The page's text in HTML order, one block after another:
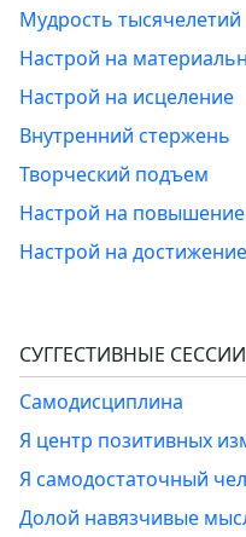
Мудрость тысячелетий
Настрой на
Настрой на исцеление
Внутренний стержень
Творческий подъем
Настрой на
Настрой на
СУГГЕСТИВНЫЕ СЕССИИ
Самодисциплина
Я центр позитивных
Я самодостаточный
Долой навязчивые